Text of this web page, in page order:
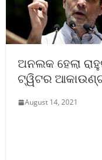
ଅନଲକ ହେଲା
ଟ୍ୱିଟର
August 14, 2021